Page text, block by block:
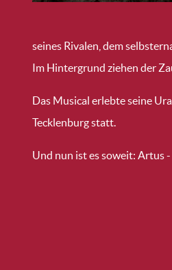
seines Rivalen, dem
Im Hintergrund ziehen der
Das Musical erlebte seine
Tecklenburg statt.
Und nun ist es soweit: Artus